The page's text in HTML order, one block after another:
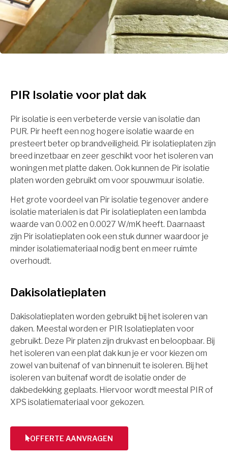
PIR Isolatie voor plat dak
Pir isolatie is een verbeterde versie van isolatie dan
PUR. Pir heeft een nog hogere isolatie waarde en
presteert beter op brandveiligheid. Pir isolatieplaten zijn
breed inzetbaar en zeer geschikt voor het isoleren van
woningen met platte daken. Ook kunnen de Pir isolatie
platen worden gebruikt om voor spouwmuur isolatie.
Het grote voordeel van Pir isolatie tegenover andere
isolatie materialen is dat Pir isolatieplaten een lambda
waarde van 0.002 en 0.0027 W/mK heeft. Daarnaast
zijn Pir isolatieplaten ook een stuk dunner waardoor je
minder isolatiemateriaal nodig bent en meer ruimte
overhoudt.
Dakisolatieplaten
Dakisolatieplaten worden gebruikt bij het isoleren van
daken. Meestal worden er PIR Isolatieplaten voor
gebruikt. Deze Pir platen zijn drukvast en beloopbaar. Bij
het isoleren van een plat dak kun je er voor kiezen om
zowel van buitenaf of van binnenuit te isoleren. Bij het
isoleren van buitenaf wordt de isolatie onder de
dakbedekking geplaats. Hiervoor wordt meestal PIR of
XPS isolatiemateriaal voor gekozen.
OFFERTE AANVRAGEN